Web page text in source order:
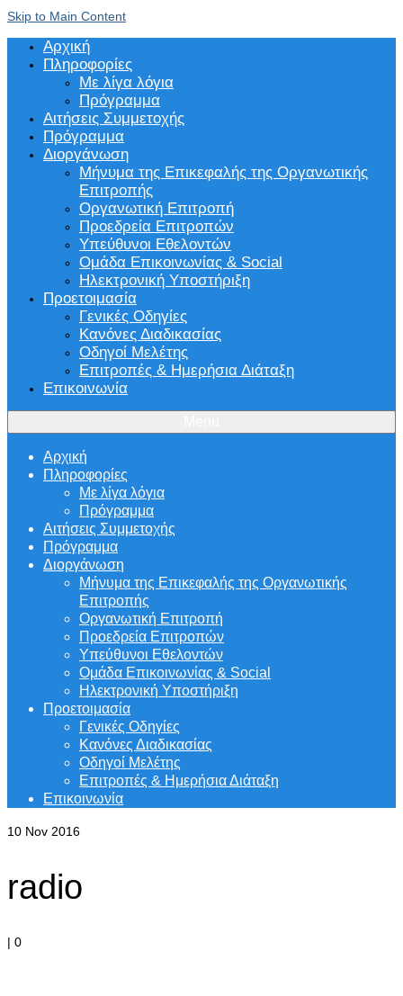
Skip to Main Content
Αρχική
Πληροφορίες
Με λίγα λόγια
Πρόγραμμα
Αιτήσεις Συμμετοχής
Πρόγραμμα
Διοργάνωση
Μήνυμα της Επικεφαλής της Οργανωτικής
Επιτροπής
Οργανωτική Επιτροπή
Προεδρεία Επιτροπών
Υπεύθυνοι Εθελοντών
Ομάδα Επικοινωνίας & Social
Ηλεκτρονική Υποστήριξη
Προετοιμασία
Γενικές Οδηγίες
Κανόνες Διαδικασίας
Οδηγοί Μελέτης
Επιτροπές & Ημερήσια Διάταξη
Επικοινωνία
Αρχική
Πληροφορίες
Με λίγα λόγια
Πρόγραμμα
Αιτήσεις Συμμετοχής
Πρόγραμμα
Διοργάνωση
Μήνυμα της Επικεφαλής της Οργανωτικής
Επιτροπής
Οργανωτική Επιτροπή
Προεδρεία Επιτροπών
Υπεύθυνοι Εθελοντών
Ομάδα Επικοινωνίας & Social
Ηλεκτρονική Υποστήριξη
Προετοιμασία
Γενικές Οδηγίες
Κανόνες Διαδικασίας
Οδηγοί Μελέτης
Επιτροπές & Ημερήσια Διάταξη
Επικοινωνία
10 Nov 2016
radio
| 0